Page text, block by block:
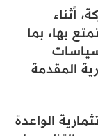
أثناء
بها، بما
المقدمة
الواعدة